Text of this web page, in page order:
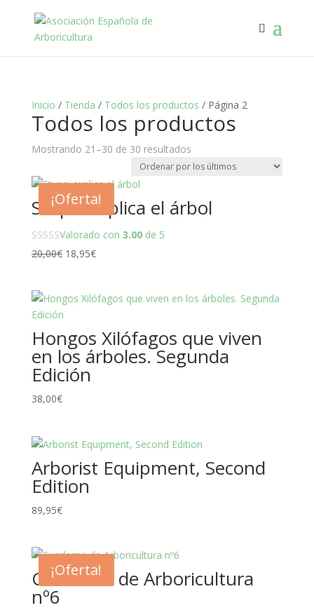
Inicio / Tienda / Todos los productos / Página 2
Todos los productos
Mostrando 21–30 de 30 resultadosOrdenado
por
¡Oferta!
Stupsi explica el árbol
Valorado con 3.00de 5
20,00€ El
era:
18,95€El
es:
Hongos Xilófagos que viven
en los árboles. Segunda
Edición
38,00€
Arborist Equipment, Second
Edition
89,95€
¡Oferta!
Cuaderno de Arboricultura
nº6